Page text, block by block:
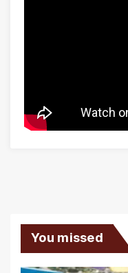
You missed